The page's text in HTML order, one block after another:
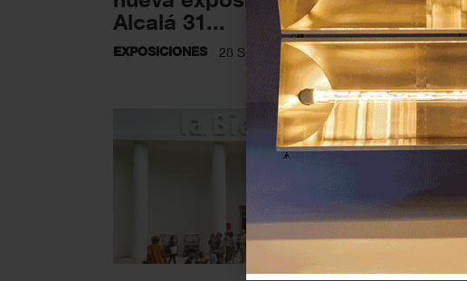
Alcalá 31...
EXPOSICIONES 28 SEPTIEMBRE 2023